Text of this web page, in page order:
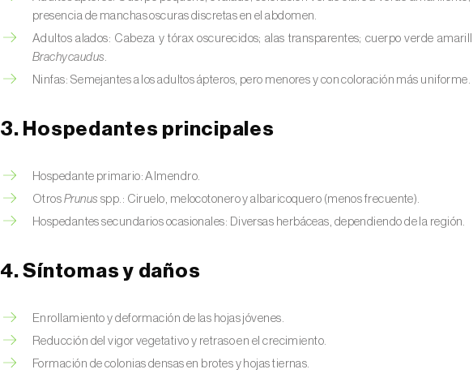
presencia de manchas oscuras discretas en el abdomen.
Adultos alados: Cabeza y tórax oscurecidos; alas transparentes; cuerpo verde
Brachycaudus.
Ninfas: Semejantes a los adultos ápteros, pero menores y con coloración más uniforme.
3. Hospedantes principales
Hospedante primario: Almendro.
Otros Prunus spp.: Ciruelo, melocotonero y albaricoquero (menos frecuente).
Hospedantes secundarios ocasionales: Diversas herbáceas, dependiendo de la región.
4. Síntomas y daños
Enrollamiento y deformación de las hojas jóvenes.
Reducción del vigor vegetativo y retraso en el crecimiento.
Formación de colonias densas en brotes y hojas tiernas.